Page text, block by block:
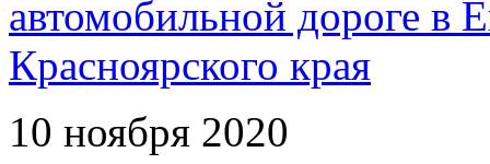
автомобильной дороге в
Красноярского края
10 ноября 2020